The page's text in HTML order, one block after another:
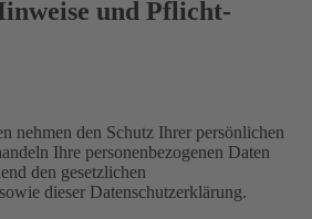
und Pflicht­
nehmen den Schutz Ihrer persönlichen
Ihre personenbezogenen Daten
den gesetzlichen
dieser Datenschutzerklärung.